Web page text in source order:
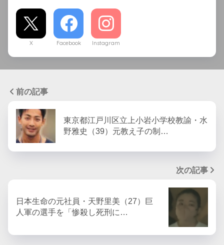
X Facebook Instagram
前の記事
東京都江戸川区立上小岩小学校教諭・水
野雅史（39）元教え子の制…
次の記事
日本生命の元社員・天野里美（27）巨
人軍の選手を「惨殺し死刑に…